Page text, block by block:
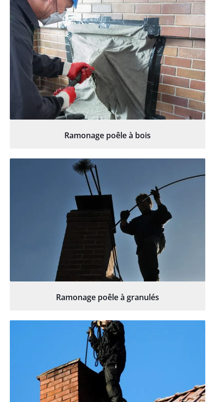
Ramonage poêle à bois
Ramonage poêle à granulés